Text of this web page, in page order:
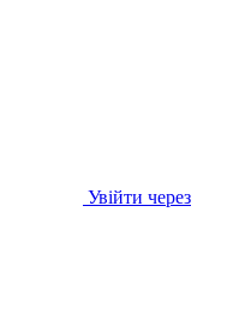
Увійти через